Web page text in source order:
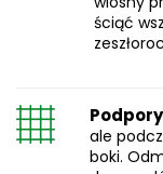
ściąć
Podpory
ale
boki.